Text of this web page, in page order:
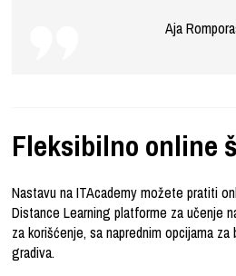
Aja
Fleksibilno online
Nastavu na ITAcademy možete pratiti
Distance Learning platforme za učenje
za korišćenje, sa naprednim opcijama
gradiva.